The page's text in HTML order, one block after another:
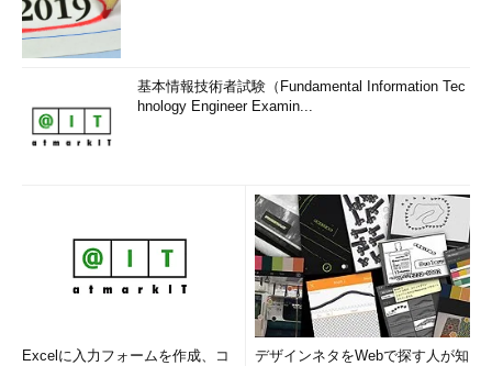
基本情報技術者試験（Fundamental Information Tec
hnology Engineer Examin...
Excelに入力フォームを作成、コ
デザインネタをWebで探す人が知